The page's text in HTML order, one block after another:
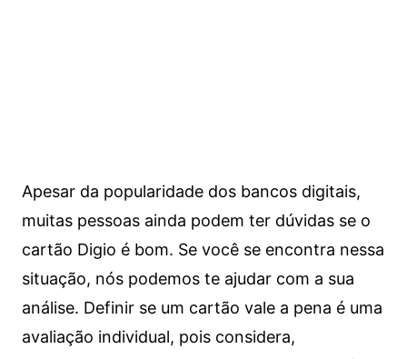
Apesar da popularidade dos bancos digitais,
muitas pessoas ainda podem ter dúvidas se o
cartão Digio é bom. Se você se encontra nessa
situação, nós podemos te ajudar com a sua
análise. Definir se um cartão vale a pena é uma
avaliação individual, pois considera,